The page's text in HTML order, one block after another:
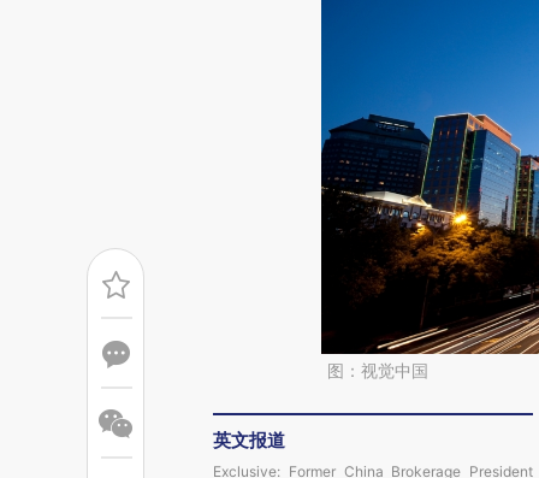
图：视觉中国
英文报道
Exclusive: Former China Brokerage President